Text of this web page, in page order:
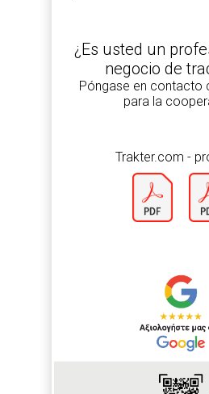
¿Es usted un
negocio de
Póngase en contacto
para la
Trakter.com -